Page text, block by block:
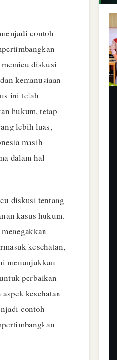
contoh
diskusi
kemanusiaan
ini telah
hukum, tetapi
lebih luas,
masih
dalam hal
diskusi tentang
kasus hukum.
kesehatan,
menunjukkan
perbaikan
kesehatan
contoh